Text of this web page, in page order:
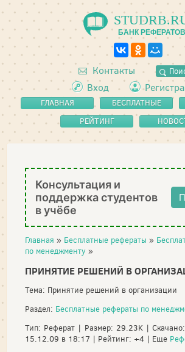
БАНК РЕФЕРАТОВ
Контакты
Вход
ГЛАВНАЯ
БЕСПЛАТНЫЕ
РЕФЕРАТЫ
РЕЙТИНГ
Консультация и
поддержка студентов
в учёбе
Главная » Бесплатные рефераты »
по менеджменту »
ПРИНЯТИЕ РЕШЕНИЙ В
Тема: Принятие решений в организации
Раздел: Бесплатные рефераты по
Тип: Реферат | Размер: 29.23K |
15.12.09 в 18:17 | Рейтинг: +4 | Еще